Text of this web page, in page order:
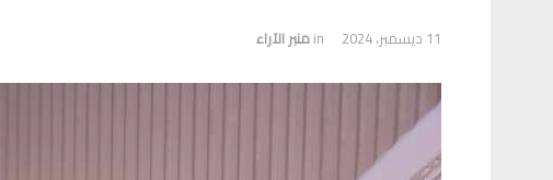
11 ديسمبر، 2024 inمنبر الآراء